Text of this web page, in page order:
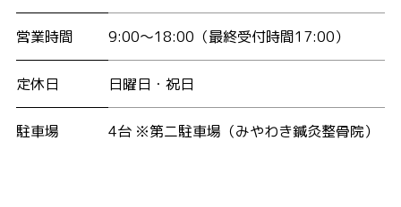
営業時間 9:00〜18:00 （最終受付時間17:00）
定休日 日曜日・祝日
駐車場 4台 ※第二駐車場（みやわき鍼灸整骨院）